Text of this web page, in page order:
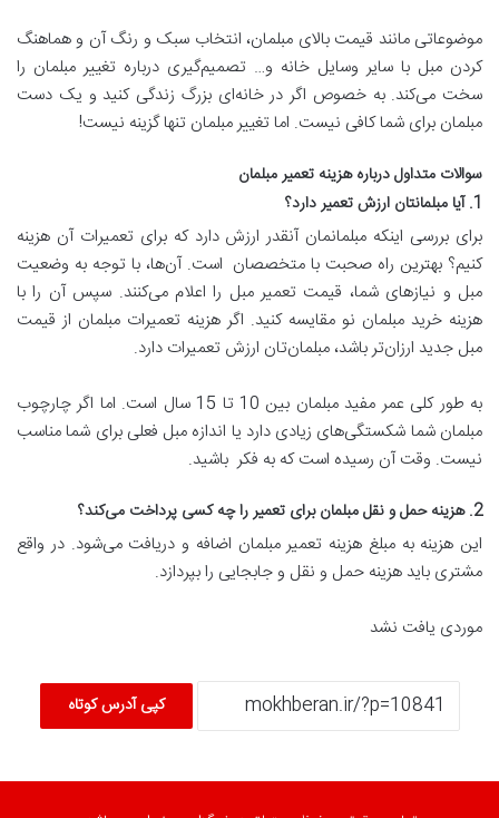
موضوعاتی مانند قیمت بالای مبلمان، انتخاب سبک و رنگ آن و هماهنگ
کردن مبل با سایر وسایل خانه و… تصمیم‌گیری درباره تغییر مبلمان را
سخت می‌کند. به خصوص اگر در خانه‌ای بزرگ زندگی کنید و یک دست
مبلمان برای شما کافی نیست. اما تغییر مبلمان تنها گزینه نیست!
سوالات متداول درباره هزینه تعمیر مبلمان
1. آیا مبلمانتان ارزش تعمیر دارد؟
برای بررسی اینکه مبلمانمان آنقدر ارزش دارد که برای تعمیرات آن هزینه
کنیم؟ بهترین راه صحبت با متخصصان است. آن‌ها، با توجه به وضعیت
مبل و نیازهای شما، قیمت تعمیر مبل را اعلام می‌کنند. سپس آن را با
هزینه خرید مبلمان نو مقایسه کنید. اگر هزینه تعمیرات مبلمان از قیمت
مبل جدید ارزان‌تر باشد، مبلمان‌تان ارزش تعمیرات دارد.
به طور کلی عمر مفید مبلمان بین 10 تا 15 سال است. اما اگر چارچوب
مبلمان شما شکستگی‌های زیادی دارد یا اندازه مبل فعلی برای شما مناسب
نیست. وقت آن رسیده است که به فکر باشید.
2. هزینه حمل و نقل مبلمان برای تعمیر را چه کسی پرداخت می‌کند؟
این هزینه به مبلغ هزینه تعمیر مبلمان اضافه و دریافت می‌شود. در واقع
مشتری باید هزینه حمل و نقل و جابجایی را بپردازد.
موردی یافت نشد
کپی آدرس کوتاه